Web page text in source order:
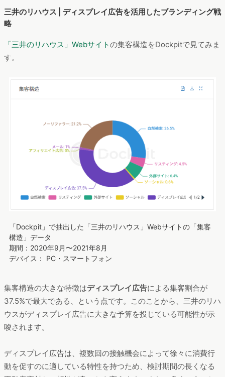
三井のリハウス | ディスプレイ広告を活用したブランディング戦
略
「三井のリハウス」Webサイトの集客構造をDockpitで見てみま
す。
「Dockpit」で抽出した「三井のリハウス」Webサイトの「集客
構造」データ
期間：2020年9月〜2021年8月
デバイス： PC・スマートフォン
集客構造の大きな特徴はディスプレイ広告による集客割合が
37.5%で最大である、という点です。このことから、三井のリハ
ウスがディスプレイ広告に大きな予算を投じている可能性が示
唆されます。
ディスプレイ広告は、複数回の接触機会によって徐々に消費行
動を促すのに適している特性を持つため、検討期間の長くなる